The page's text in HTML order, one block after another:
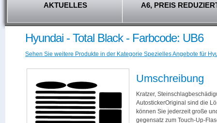
AKTUELLES A6, PREIS
Hyundai - Total Black - Farbcode: UB6
Sehen Sie weitere Produkte in der Kategorie Spezielles Angebote für
Umschreibung
Kratzer,
AutostickerOriginal sind die
können Sie jederzeit große
gegensatz zum Touch-Up-